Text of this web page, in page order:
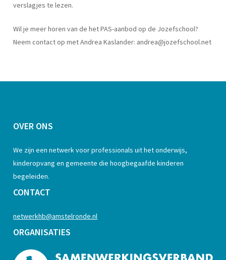
verslagjes te lezen.
Wil je meer horen van de het PAS-aanbod op de Jozefschool?
Neem contact op met Andrea Kaslander: andrea@jozefschool.net
OVER ONS
We zijn een netwerk voor professionals uit het onderwijs,
kinderopvang en gemeente die hoogbegaafde kinderen
begeleiden.
CONTACT
netwerkhb@amstelronde.nl
ORGANISATIES